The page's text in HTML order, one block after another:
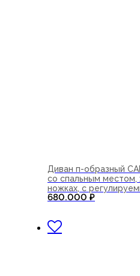
Диван п-образный
со спальным местом,
ножках, с
680.000 ₽